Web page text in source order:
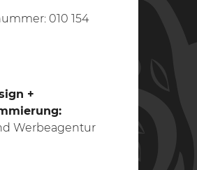
010 154
+
Werbeagentur